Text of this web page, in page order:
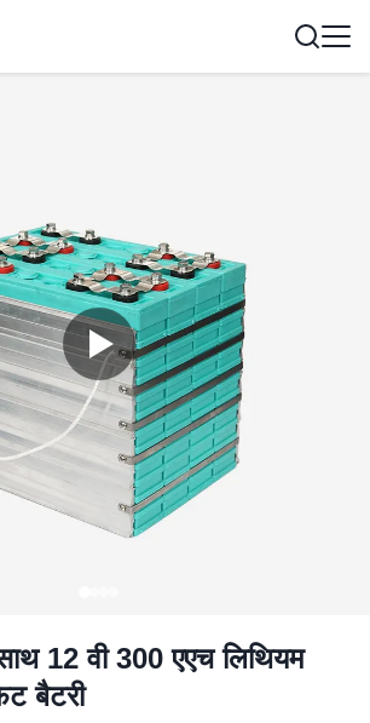
12 वी 300 एएच लिथियम
बैटरी